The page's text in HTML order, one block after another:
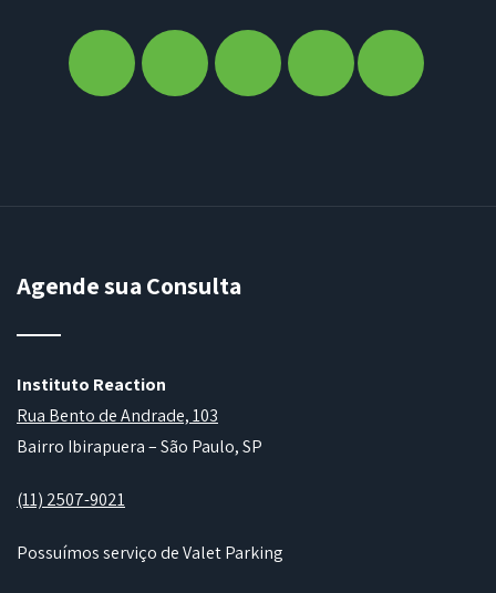
Agende sua Consulta
Instituto Reaction
Rua Bento de Andrade, 103
Bairro Ibirapuera – São Paulo, SP
(11) 2507-9021
Possuímos serviço de Valet Parking